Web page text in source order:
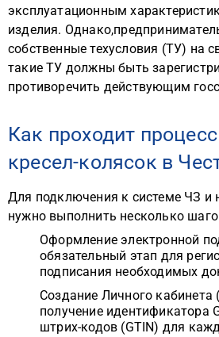
эксплуатационным
изделия.
собственные техусловия (ТУ) на
такие ТУ должны быть
противоречить действующим
Как проходит
кресел-колясок в
Для подключения к системе ЧЗ и
нужно выполнить несколько
Оформление электронной
обязательный этап для
подписания необходимых
Создание Личного кабинета
получение идентификатора
штрих-кодов (GTIN) для